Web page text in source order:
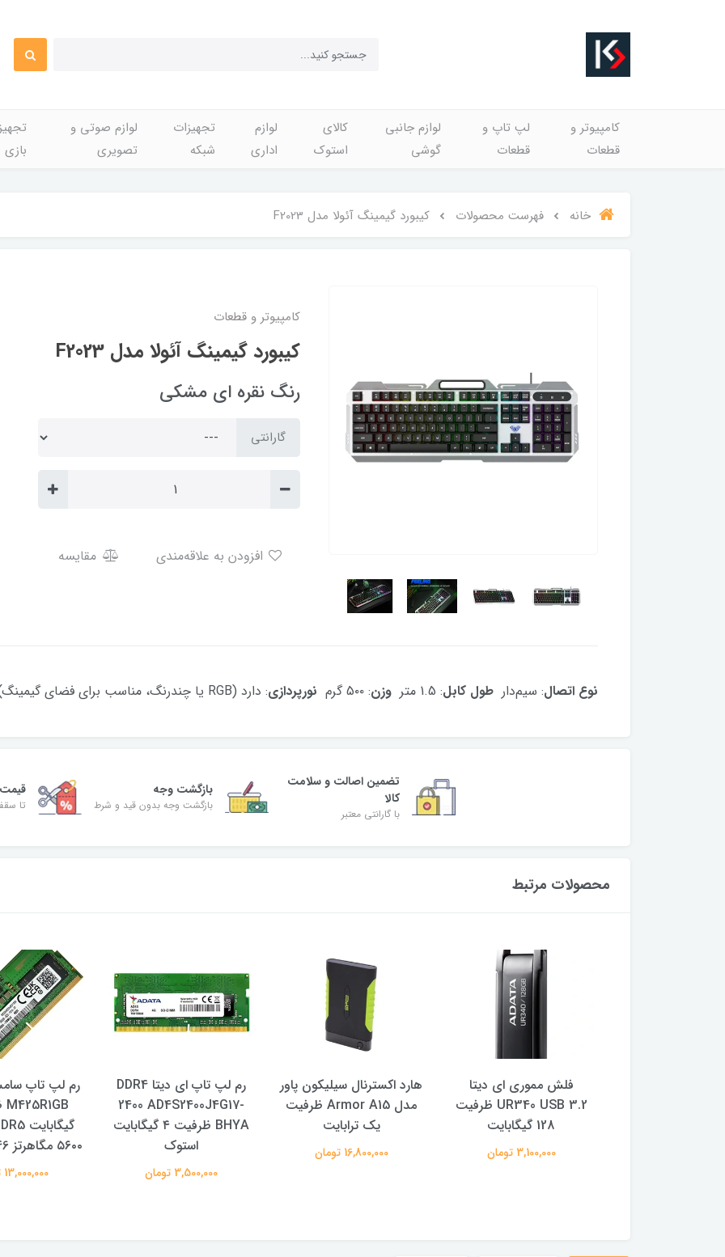
کامپیوتر و
قطعات
لپ تاپ و
قطعات
لوازم جانبی
گوشی
کالای
استوک
لوازم
اداری
تجهیزات
شبکه
لوازم صوتی و
تصویری
بازی
خانه فهرست محصولات کیبورد گیمینگ آئولا مدل F2023
کامپیوتر و قطعات
کیبورد گیمینگ آئولا مدل F2023
رنگ نقره ای مشکی
گارانتی
مقایسه
نوع اتصال: سیم‌دار طول کابل: 1.5 متر وزن: 5۰۰ گرم نورپردازی: دارد (RGB یا چندرنگ، مناسب برای فضای گیمینگ)
تضمین اصالت و سلامت
کالا
با گارانتی معتبر
بازگشت وجه
بازگشت وجه بدون قید و شرط تا سقف 30%
محصولات مرتبط
فلش مموری ای دیتا
UR340 USB 3.2 ظرفیت
128 گیگابایت
3,100,000 تومان
هارد اکسترنال سیلیکون پاور
مدل Armor A15 ظرفیت
یک ترابایت
16,800,000 تومان
رم لپ تاپ ای دیتا DDR4
2400 AD4S2400J4G17-
BHYA ظرفیت ۴ گیگابایت
استوک
3,500,000 تومان
رم لپ تاپ
۵۶۰۰ مگاهرتز CL46 استوک
13,000,000 تومان